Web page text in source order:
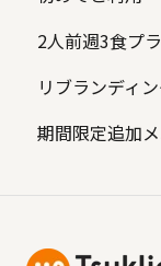
2人前週3食プ
リブランディ
期間限定追加